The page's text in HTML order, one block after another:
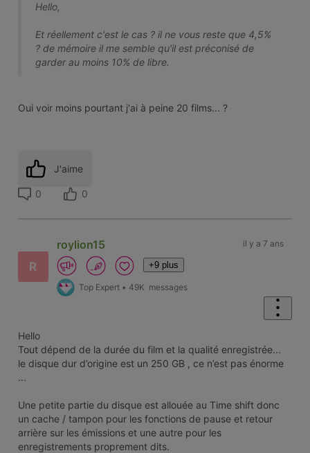
Hello,
Et réellement c'est le cas ? il ne vous reste que 4,5%
? de mémoire il me semble qu'il est préconisé de
garder au moins 10% de libre.
Oui voir moins pourtant j'ai à peine 20 films... ?
J'aime
0 0
R
roylion15
+9 plus
Top Expert • 49K messages
il y a 7 ans
Hello
Tout dépend de la durée du film et la qualité enregistrée...
le disque dur d’origine est un 250 GB , ce n’est pas énorme
...
Une petite partie du disque est allouée au Time shift donc
un cache / tampon pour les fonctions de pause et retour
arrière sur les émissions et une autre pour les
enregistrements proprement dits.